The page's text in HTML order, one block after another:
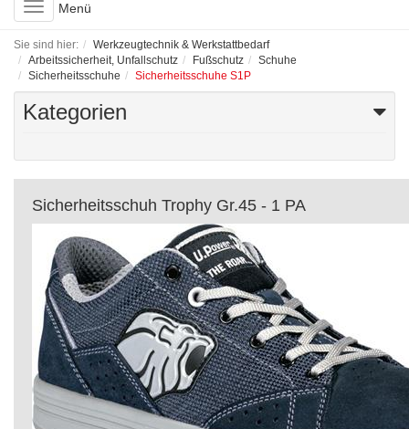
Toggle
navigation
Menü
Sie sind hier:
Werkzeugtechnik & Werkstattbedarf
Arbeitssicherheit, Unfallschutz
Fußschutz
Schuhe
Sicherheitsschuhe
Sicherheitsschuhe S1P
Kategorien
Sicherheitsschuh Trophy Gr.45 - 1 PA